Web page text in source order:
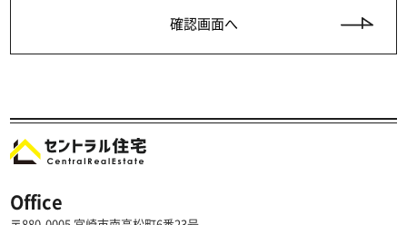
Office